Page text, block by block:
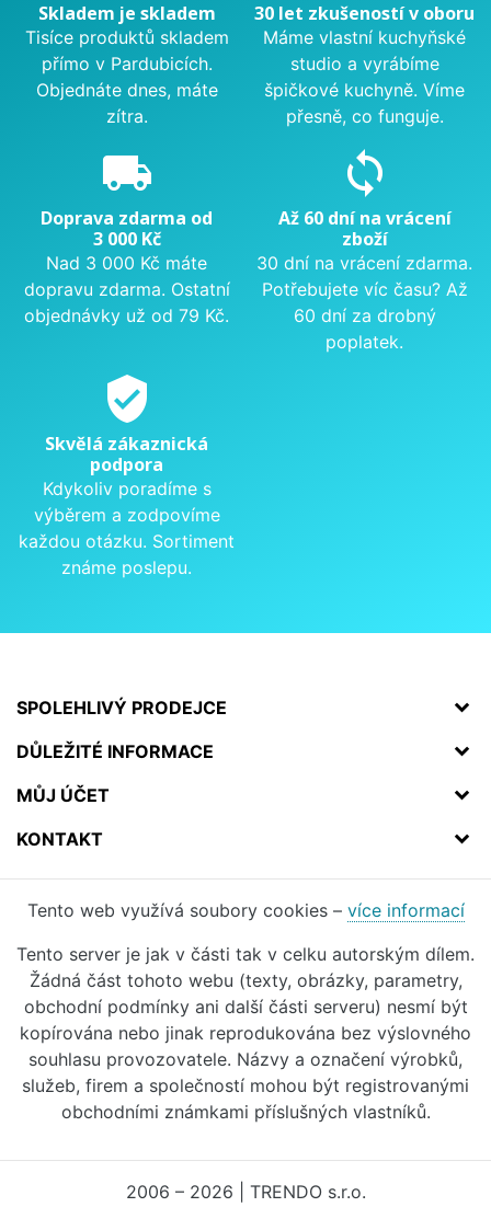
Skladem je skladem
Tisíce produktů skladem
přímo v Pardubicích.
Objednáte dnes, máte
zítra.
30 let zkušeností v oboru
Máme vlastní kuchyňské
studio a vyrábíme
špičkové kuchyně. Víme
přesně, co funguje.
local_shipping
Doprava zdarma od
3 000 Kč
Nad 3 000 Kč máte
dopravu zdarma. Ostatní
objednávky už od 79 Kč.
sync
Až 60 dní na vrácení
zboží
30 dní na vrácení zdarma.
Potřebujete víc času? Až
60 dní za drobný
poplatek.
verified_user
Skvělá zákaznická
podpora
Kdykoliv poradíme s
výběrem a zodpovíme
každou otázku. Sortiment
známe poslepu.
SPOLEHLIVÝ PRODEJCE
DŮLEŽITÉ INFORMACE
MŮJ ÚČET
KONTAKT
Tento web využívá soubory cookies – více informací
Tento server je jak v části tak v celku autorským dílem.
Žádná část tohoto webu (texty, obrázky, parametry,
obchodní podmínky ani další části serveru) nesmí být
kopírována nebo jinak reprodukována bez výslovného
souhlasu provozovatele. Názvy a označení výrobků,
služeb, firem a společností mohou být registrovanými
obchodními známkami příslušných vlastníků.
2006 – 2026 | TRENDO s.r.o.